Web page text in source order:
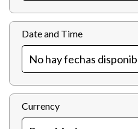
Date and Time
Currency